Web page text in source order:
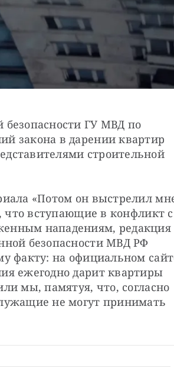
безопасности ГУ МВД по
закона в дарении квартир
строительной
«Потом он выстрелил
что вступающие в конфликт с
нападениям, редакция
безопасности МВД РФ
факту: на официальном
ежегодно дарит квартиры
мы, памятуя, что, согласно
не могут принимать